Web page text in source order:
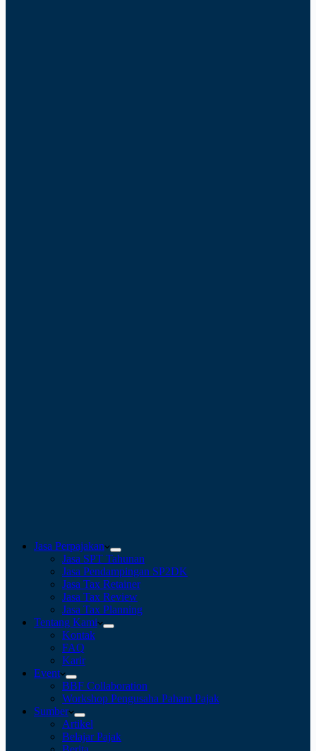
Jasa Perpajakan
Jasa SPT Tahunan
Jasa Pendampingan SP2DK
Jasa Tax Retainer
Jasa Tax Review
Jasa Tax Planning
Tentang Kami
Kontak
FAQ
Karir
Event
BBF Collaboration
Workshop Pengusaha Paham Pajak
Sumber
Artikel
Belajar Pajak